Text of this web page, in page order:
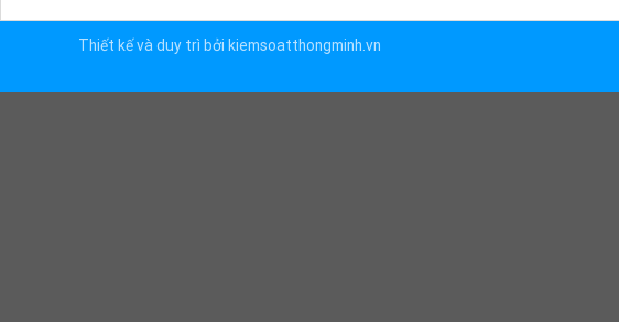
Thiết kế và duy trì bởi kiemsoatthongminh.vn